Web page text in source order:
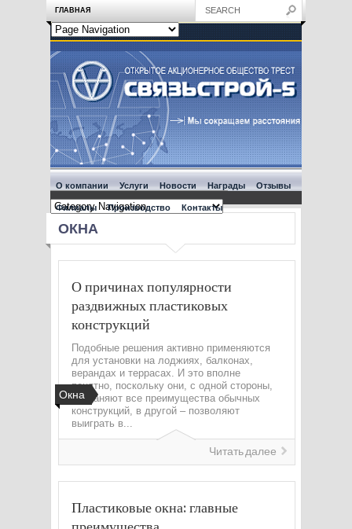
ГЛАВНАЯ
О компании Услуги Новости Награды Отзывы
Филиалы Производство Контакты
ОКНА
Окна
О причинах популярности
раздвижных пластиковых
конструкций
Подобные решения активно применяются
для установки на лоджиях, балконах,
верандах и террасах. И это вполне
понятно, поскольку они, с одной стороны,
сохраняют все преимущества обычных
конструкций, в другой – позволяют
выиграть в...
Читать далее
Пластиковые окна: главные